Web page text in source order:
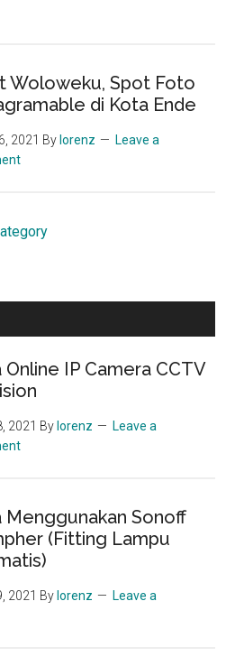
Woloweku, Spot Foto
di Kota Ende
2021 By lorenz
Leave a
Online IP Camera CCTV
2021 By lorenz
Leave a
Menggunakan Sonoff
(Fitting Lampu
2021 By lorenz
Leave a